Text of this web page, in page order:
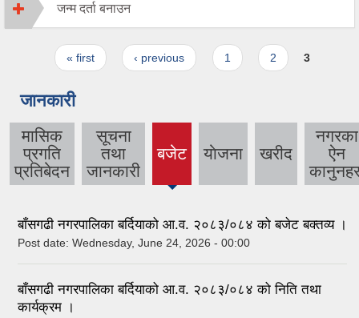
जन्म दर्ता बनाउन
Pages« first ‹ previous 1 2 3
जानकारी
मासिक
प्रगति
प्रतिबेदन
सूचना
तथा
जानकारी
बजेट
(active
याेजना खरीद
नगरका
ऐन
बाँसगढी नगरपालिका बर्दियाको आ.व. २०८३/०८४ को बजेट बक्तव्य ।
Post date: Wednesday, June 24, 2026 - 00:00
बाँसगढी नगरपालिका बर्दियाको आ.व. २०८३/०८४ को निति तथा
कार्यक्रम ।